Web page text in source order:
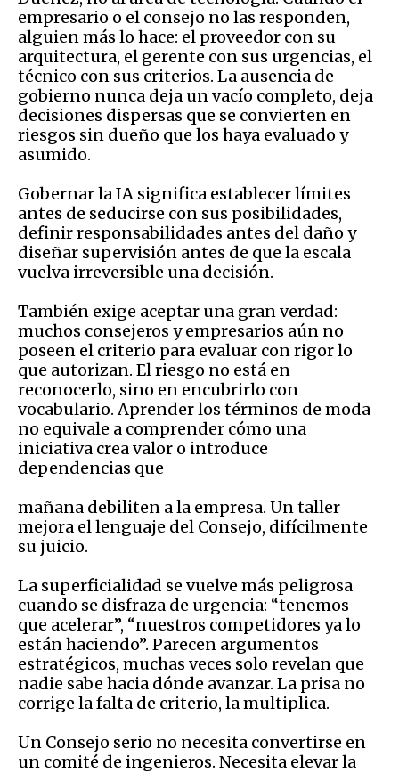
empresario o el consejo no las responden,
alguien más lo hace: el proveedor con su
arquitectura, el gerente con sus urgencias, el
técnico con sus criterios. La ausencia de
gobierno nunca deja un vacío completo, deja
decisiones dispersas que se convierten en
riesgos sin dueño que los haya evaluado y
asumido.
Gobernar la IA significa establecer límites
antes de seducirse con sus posibilidades,
definir responsabilidades antes del daño y
diseñar supervisión antes de que la escala
vuelva irreversible una decisión.
También exige aceptar una gran verdad:
muchos consejeros y empresarios aún no
poseen el criterio para evaluar con rigor lo
que autorizan. El riesgo no está en
reconocerlo, sino en encubrirlo con
vocabulario. Aprender los términos de moda
no equivale a comprender cómo una
iniciativa crea valor o introduce
dependencias que
mañana debiliten a la empresa. Un taller
mejora el lenguaje del Consejo, difícilmente
su juicio.
La superficialidad se vuelve más peligrosa
cuando se disfraza de urgencia: “tenemos
que acelerar”, “nuestros competidores ya lo
están haciendo”. Parecen argumentos
estratégicos, muchas veces solo revelan que
nadie sabe hacia dónde avanzar. La prisa no
corrige la falta de criterio, la multiplica.
Un Consejo serio no necesita convertirse en
un comité de ingenieros. Necesita elevar la